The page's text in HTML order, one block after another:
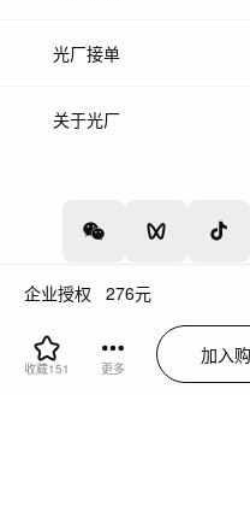
企业授权 276元
收藏151 更多
加入
上传案例
光厂接单
上架服务
关于光厂
增值电信业务经营许可证：川
川公网安备